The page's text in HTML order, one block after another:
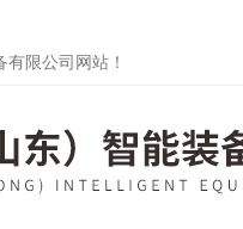
限公司网站！